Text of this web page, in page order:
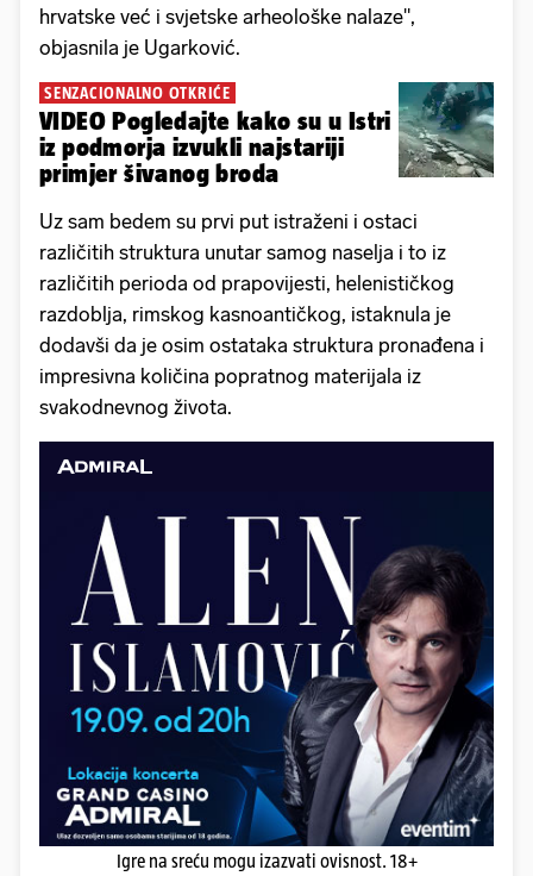
hrvatske već i svjetske arheološke nalaze",
objasnila je Ugarković.
SENZACIONALNO OTKRIĆE
VIDEO Pogledajte kako su u Istri
iz podmorja izvukli najstariji
primjer šivanog broda
Uz sam bedem su prvi put istraženi i ostaci
različitih struktura unutar samog naselja i to iz
različitih perioda od prapovijesti, helenističkog
razdoblja, rimskog kasnoantičkog, istaknula je
dodavši da je osim ostataka struktura pronađena i
impresivna količina popratnog materijala iz
svakodnevnog života.
Igre na sreću mogu izazvati ovisnost. 18+